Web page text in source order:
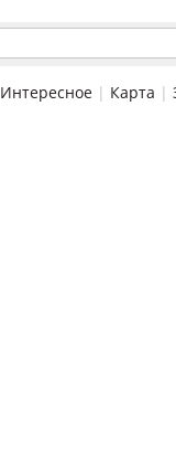
Интересное | Карта |